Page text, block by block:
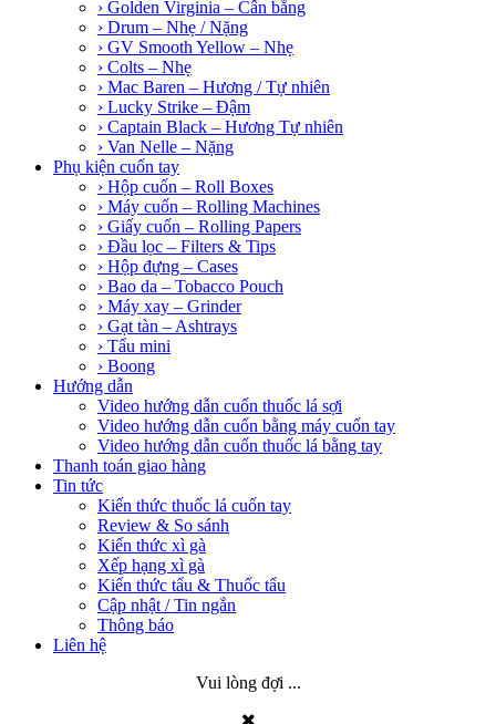
› Golden Virginia – Cân bằng
› Drum – Nhẹ / Nặng
› GV Smooth Yellow – Nhẹ
› Colts – Nhẹ
› Mac Baren – Hương / Tự nhiên
› Lucky Strike – Đậm
› Captain Black – Hương Tự nhiên
› Van Nelle – Nặng
Phụ kiện cuốn tay
› Hộp cuốn – Roll Boxes
› Máy cuốn – Rolling Machines
› Giấy cuốn – Rolling Papers
› Đầu lọc – Filters & Tips
› Hộp đựng – Cases
› Bao da – Tobacco Pouch
› Máy xay – Grinder
› Gạt tàn – Ashtrays
› Tẩu mini
› Boong
Hướng dẫn
Video hướng dẫn cuốn thuốc lá sợi
Video hướng dẫn cuốn bằng máy cuốn tay
Video hướng dẫn cuốn thuốc lá bằng tay
Thanh toán giao hàng
Tin tức
Kiến thức thuốc lá cuốn tay
Review & So sánh
Kiến thức xì gà
Xếp hạng xì gà
Kiến thức tẩu & Thuốc tẩu
Cập nhật / Tin ngắn
Thông báo
Liên hệ
Vui lòng đợi ...